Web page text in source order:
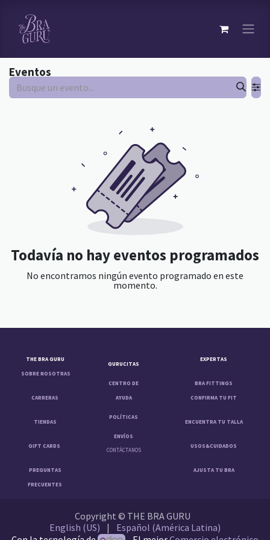
Eventos
Todavía no hay eventos programados
No encontramos ningún evento programado en este
momento.
THE BRA GURU
SOBRE NOSOTRAS
CARRERAS
TIENDAS
GIFT CARDS
PREGUNTAS
FRECUENTES
GURUCITAS
CENTRO DE
AYUDA
POLÍTICAS
ENVÍOS
CONTÁCTANOS
EXPERTAS
BRA FITTINGS
CONFIRMA TU FIT
ENCUENTRA TU TALLA
USOS&CUIDADOS
AJUSTA TU BRA
Copyright © THE BRA GURU
English (US)
|
Español (América Latina)